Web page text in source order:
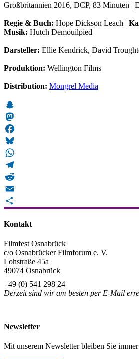
Großbritannien 2016, DCP, 83 Minuten |
Regie & Buch: Hope Dickson Leach |
Musik: Hutch Demouilpied
Darsteller: Ellie Kendrick, David
Produktion: Wellington Films
Distribution: Mongrel Media
Snapchat
Mastodon
Facebook
Bluesky
WhatsApp
Telegram
Reddit
Email
Kontakt
Filmfest Osnabrück
c/o Osnabrücker Filmforum e. V.
Lohstraße 45a
49074 Osnabrück
+49 (0) 541 298 24
Derzeit sind wir am besten per E-Mail
Newsletter
Mit unserem Newsletter bleiben Sie